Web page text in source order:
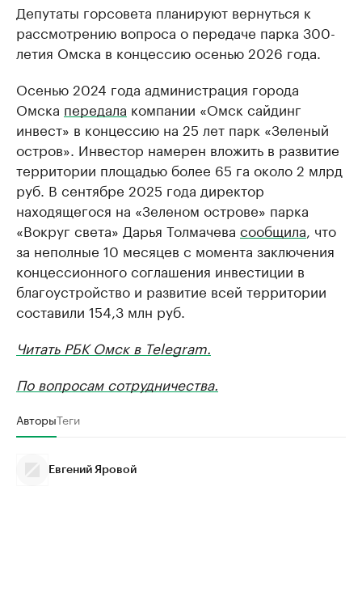
Депутаты горсовета планируют вернуться к
рассмотрению вопроса о передаче парка 300-
летия Омска в концессию осенью 2026 года.
Осенью 2024 года администрация города
Омска передала компании «Омск сайдинг
инвест» в концессию на 25 лет парк «Зеленый
остров». Инвестор намерен вложить в развитие
территории площадью более 65 га около 2 млрд
руб. В сентябре 2025 года директор
находящегося на «Зеленом острове» парка
«Вокруг света» Дарья Толмачева сообщила, что
за неполные 10 месяцев с момента заключения
концессионного соглашения инвестиции в
благоустройство и развитие всей территории
составили 154,3 млн руб.
Читать РБК Омск в Telegram.
По вопросам сотрудничества.
АвторыТеги
Евгений Яровой